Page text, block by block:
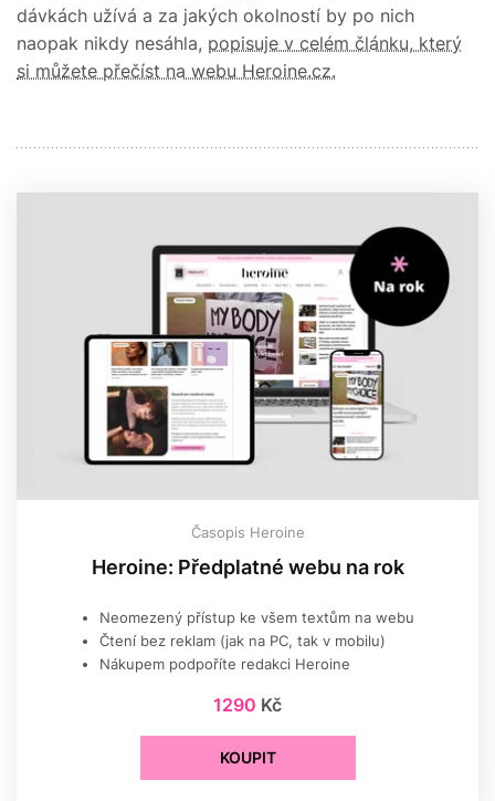
dávkách užívá a za jakých okolností by po nich
naopak nikdy nesáhla, popisuje v celém článku, který
si můžete přečíst na webu Heroine.cz.
Časopis Heroine
Heroine: Předplatné webu na rok
Neomezený přístup ke všem textům na webu
Čtení bez reklam (jak na PC, tak v mobilu)
Nákupem podpoříte redakci Heroine
1290 Kč
KOUPIT